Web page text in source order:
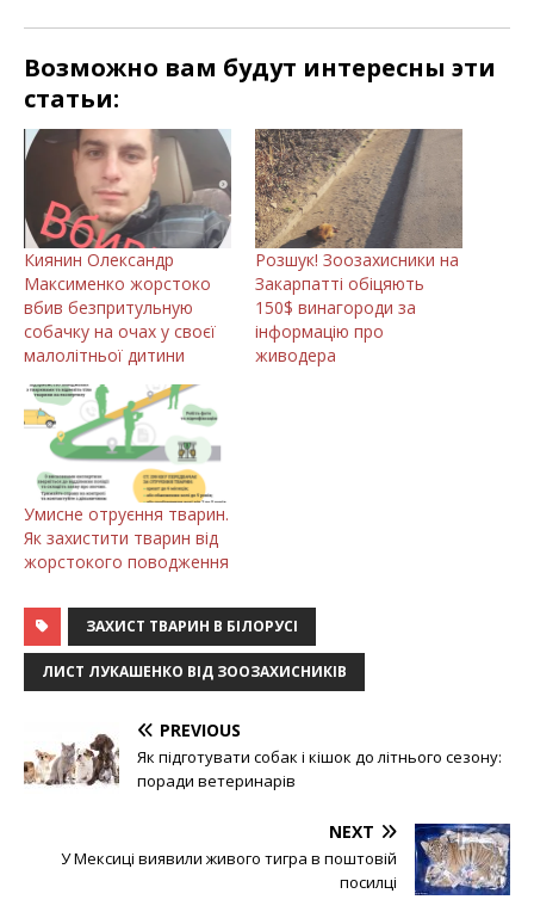
Возможно вам будут интересны эти
статьи:
Киянин Олександр
Максименко жорстоко
вбив безпритульную
собачку на очах у своєї
малолітньої дитини
Розшук! Зоозахисники на
Закарпатті обіцяють
150$ винагороди за
інформацію про
живодера
Умисне отруєння тварин.
Як захистити тварин від
жорстокого поводження
ЗАХИСТ ТВАРИН В БІЛОРУСІ
ЛИСТ ЛУКАШЕНКО ВІД ЗООЗАХИСНИКІВ
PREVIOUS
Як підготувати собак і кішок до літнього сезону:
поради ветеринарів
NEXT
У Мексиці виявили живого тигра в поштовій
посилці